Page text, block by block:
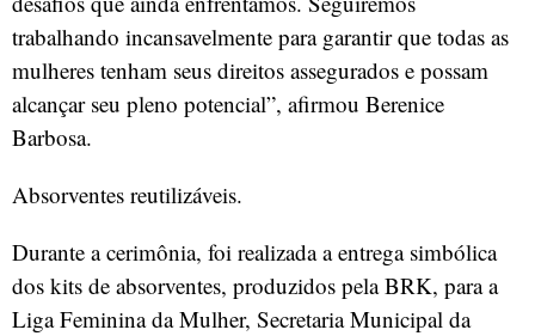
trabalhando incansavelmente para garantir que todas as
mulheres tenham seus direitos assegurados e possam
alcançar seu pleno potencial”, afirmou Berenice
Barbosa.
Absorventes reutilizáveis.
Durante a cerimônia, foi realizada a entrega simbólica
dos kits de absorventes, produzidos pela BRK, para a
Liga Feminina da Mulher, Secretaria Municipal da